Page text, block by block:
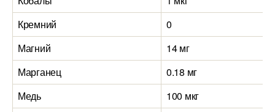
Кремний
0
Магний
14 мг
Марганец
0.18 мг
Медь
100 мкг